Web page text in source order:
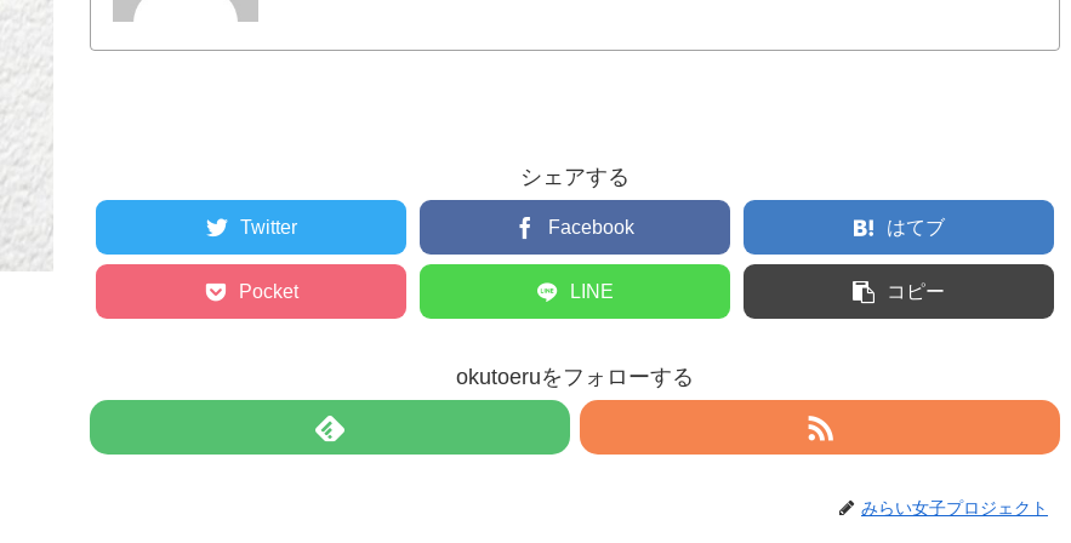
シェアする
Twitter Facebook はてブ
Pocket LINE コピー
okutoeruをフォローする
みらい女子プロジェクト